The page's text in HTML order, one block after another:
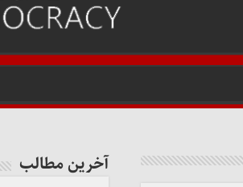
آخرین مطالب